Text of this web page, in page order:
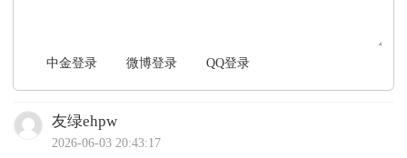
中金登录 微博登录 QQ登录
友绿ehpw
2026-06-03 20:43:17